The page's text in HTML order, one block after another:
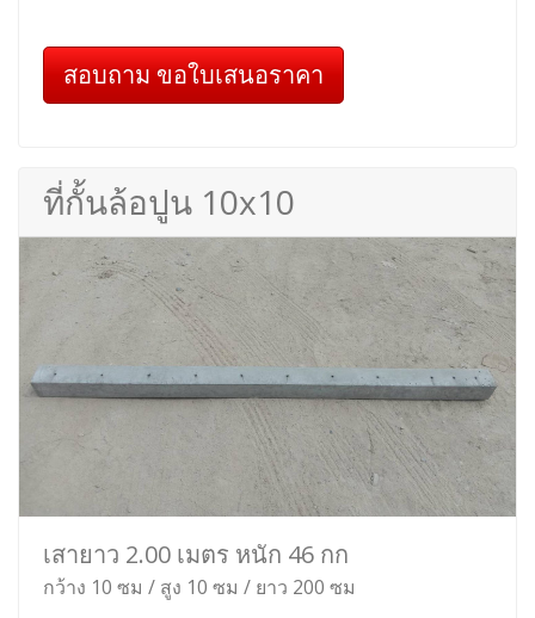
สอบถาม ขอใบเสนอราคา
ที่กั้นล้อปูน 10x10
เสายาว 2.00 เมตร หนัก 46 กก
กว้าง 10 ซม / สูง 10 ซม / ยาว 200 ซม